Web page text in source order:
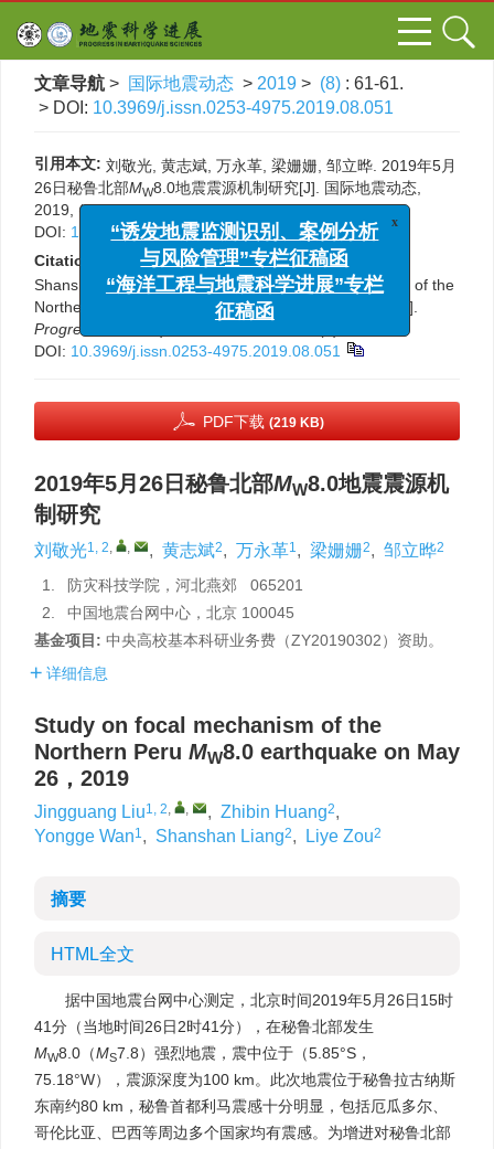
文章导航 > 国际地震动态 > 2019 > (8) : 61-61.
> DOI: 10.3969/j.issn.0253-4975.2019.08.051
引用本文: 刘敬光, 黄志斌, 万永革, 梁姗姗, 邹立晔. 2019年5月
26日秘鲁北部MW8.0地震震源机制研究[J]. 国际地震动态,
2019, (8): 61-61.
DOI: 10.3969/j.issn.0253-4975.2019.08.051
Citation:
Jingguang Liu, Zhibin Huang, Yongge Wan,
Shanshan Liang, Liye Zou. Study on focal mechanism of the
Northern Peru
8.0 earthquake on May 26，2019[J].
Progress in Earthquake Sciences
DOI: 10.3969/j.issn.0253-4975.2019.08.051
PDF下载 (219 KB)
2019年5月26日秘鲁北部MW8.0地震震源机
制研究
刘敬光1, 2, , , 黄志斌2, 万永革1, 梁姗姗2, 邹立晔2
1.
防灾科技学院，河北燕郊 065201
2.
中国地震台网中心，北京 100045
基金项目: 中央高校基本科研业务费（ZY20190302）资助。
详细信息
Study on focal mechanism of the
Northern Peru MW8.0 earthquake on May
26，2019
Jingguang Liu1, 2, , , Zhibin Huang2,
Yongge Wan1, Shanshan Liang2, Liye Zou2
摘要
HTML全文
据中国地震台网中心测定，北京时间2019年5月26日15时
41分（当地时间26日2时41分），在秘鲁北部发生
MW8.0（MS7.8）强烈地震，震中位于（5.85°S，
75.18°W），震源深度为100 km。此次地震位于秘鲁拉古纳斯
东南约80 km，秘鲁首都利马震感十分明显，包括厄瓜多尔、
哥伦比亚、巴西等周边多个国家均有震感。为增进对秘鲁北部
x
“诱发地震监测识别、案例分析
与风险管理”专栏征稿函
“海洋工程与地震科学进展”专栏
征稿函